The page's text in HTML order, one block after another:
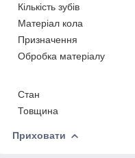
Кількість зубів
Матеріал кола
Призначення
Обробка матеріалу
Стан
Товщина
Приховати